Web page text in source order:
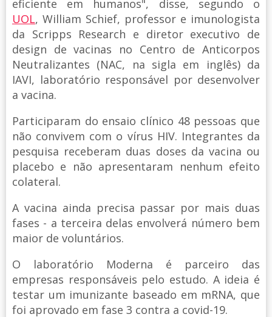
eficiente em humanos", disse, segundo o
UOL, William Schief, professor e imunologista
da Scripps Research e diretor executivo de
design de vacinas no Centro de Anticorpos
Neutralizantes (NAC, na sigla em inglês) da
IAVI, laboratório responsável por desenvolver
a vacina.
Participaram do ensaio clínico 48 pessoas que
não convivem com o vírus HIV. Integrantes da
pesquisa receberam duas doses da vacina ou
placebo e não apresentaram nenhum efeito
colateral.
A vacina ainda precisa passar por mais duas
fases - a terceira delas envolverá número bem
maior de voluntários.
O laboratório Moderna é parceiro das
empresas responsáveis pelo estudo. A ideia é
testar um imunizante baseado em mRNA, que
foi aprovado em fase 3 contra a covid-19.